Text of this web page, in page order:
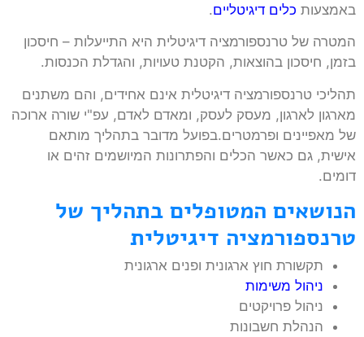
באמצעות כלים דיגיטליים.
המטרה של טרנספורמציה דיגיטלית היא התייעלות – חיסכון
בזמן, חיסכון בהוצאות, הקטנת טעויות, והגדלת הכנסות.
תהליכי טרנספורמציה דיגיטלית אינם אחידים, והם משתנים
מארגון לארגון, מעסק לעסק, ומאדם לאדם, עפ"י שורה ארוכה
של מאפיינים ופרמטרים.בפועל מדובר בתהליך מותאם
אישית, גם כאשר הכלים והפתרונות המיושמים זהים או
דומים.
הנושאים המטופלים בתהליך של
טרנספורמציה דיגיטלית
תקשורת חוץ ארגונית ופנים ארגונית
ניהול משימות
ניהול פרויקטים
הנהלת חשבונות